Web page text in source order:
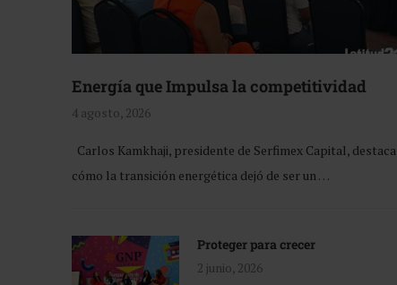
Energía que Impulsa la competitividad
4 agosto, 2026
Carlos Kamkhaji, presidente de Serfimex Capital, destaca
cómo la transición energética dejó de ser un …
Proteger para crecer
2 junio, 2026